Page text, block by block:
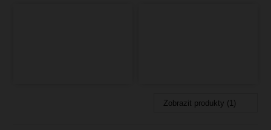
Zobrazit produkty (1)